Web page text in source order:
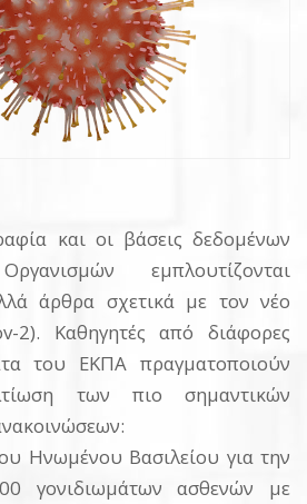
και οι βάσεις δεδομένων
εμπλουτίζονται
άρθρα σχετικά με τον νέο
2). Καθηγητές από διάφορες
του ΕΚΠΑ πραγματοποιούν
των πιο σημαντικών
Ηνωμένου Βασιλείου για την
γονιδιωμάτων ασθενών με